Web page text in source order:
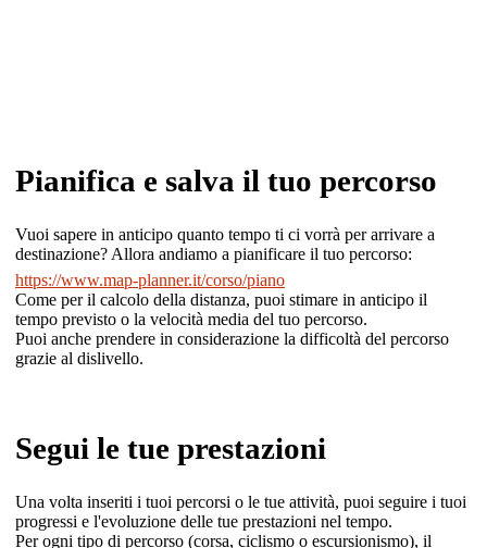
Pianifica e salva il tuo percorso
Vuoi sapere in anticipo quanto tempo ti ci vorrà per arrivare a
destinazione? Allora andiamo a pianificare il tuo percorso:
https://www.map-planner.it/corso/piano
Come per il calcolo della distanza, puoi stimare in anticipo il
tempo previsto o la velocità media del tuo percorso.
Puoi anche prendere in considerazione la difficoltà del percorso
grazie al dislivello.
Segui le tue prestazioni
Una volta inseriti i tuoi percorsi o le tue attività, puoi seguire i tuoi
progressi e l'evoluzione delle tue prestazioni nel tempo.
Per ogni tipo di percorso (corsa, ciclismo o escursionismo), il